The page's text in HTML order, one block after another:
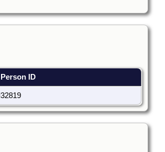
Person ID
I32819